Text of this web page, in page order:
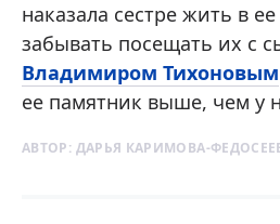
наказала сестре жить в
забывать посещать их с
Владимиром Тихоновым
ее памятник выше, чем у
АВТОР: ДАРЬЯ КАРИМОВА-